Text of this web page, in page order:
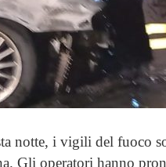
notte, i vigili del fuoco
Gli operatori hanno